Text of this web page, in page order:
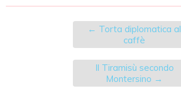
← Torta diplomatica al
caffè
Il Tiramisù secondo
Montersino →